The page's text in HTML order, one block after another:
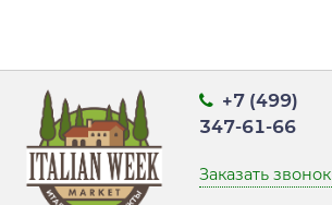
+7 (499)
347-61-66
Заказать звонок